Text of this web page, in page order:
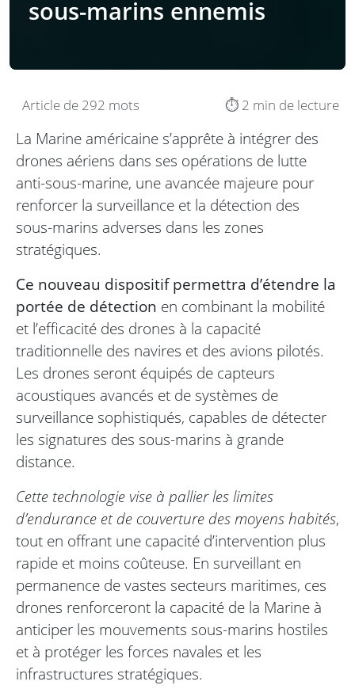
sous-marins ennemis
Article de 292 mots ⏱️ 2 min de lecture
La Marine américaine s’apprête à intégrer des
drones aériens dans ses opérations de lutte
anti-sous-marine, une avancée majeure pour
renforcer la surveillance et la détection des
sous-marins adverses dans les zones
stratégiques.
Ce nouveau dispositif permettra d’étendre la
portée de détection en combinant la mobilité
et l’efficacité des drones à la capacité
traditionnelle des navires et des avions pilotés.
Les drones seront équipés de capteurs
acoustiques avancés et de systèmes de
surveillance sophistiqués, capables de détecter
les signatures des sous-marins à grande
distance.
Cette technologie vise à pallier les limites
d’endurance et de couverture des moyens habités,
tout en offrant une capacité d’intervention plus
rapide et moins coûteuse. En surveillant en
permanence de vastes secteurs maritimes, ces
drones renforceront la capacité de la Marine à
anticiper les mouvements sous-marins hostiles
et à protéger les forces navales et les
infrastructures stratégiques.